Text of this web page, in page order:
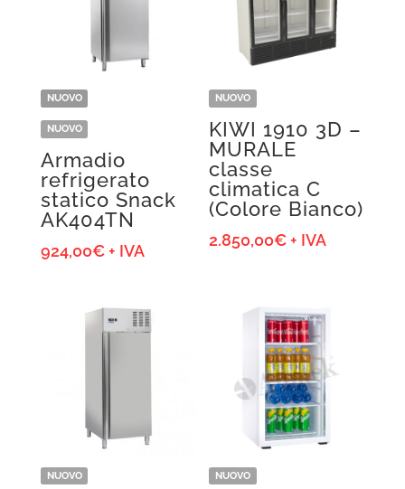
NUOVO
NUOVO
Armadio
refrigerato
statico Snack
AK404TN
924,00€ + IVA
NUOVO
KIWI 1910 3D –
MURALE
classe
climatica C
(Colore Bianco)
2.850,00€+ IVA
NUOVO NUOVO